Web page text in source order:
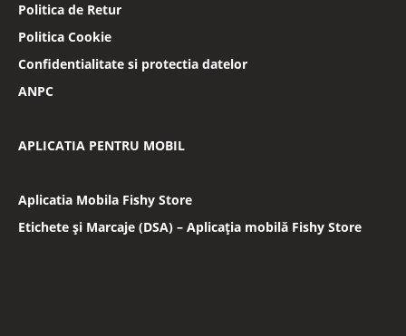
Politica de Retur
Politica Cookie
Confidentialitate si protectia datelor
ANPC
APLICATIA PENTRU MOBIL
Aplicatia Mobila Fishy Store
Etichete și Marcaje (DSA) – Aplicația mobilă Fishy Store